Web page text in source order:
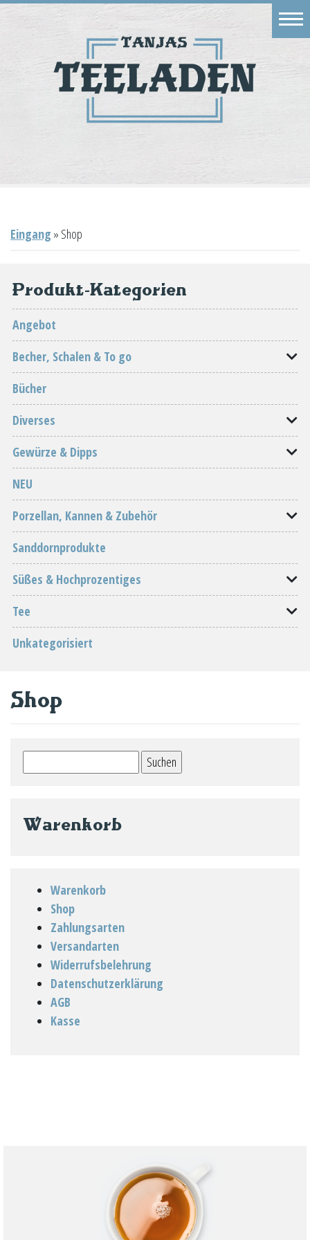
Eingang » Shop
Produkt-Kategorien
Angebot
Becher, Schalen & To go
Bücher
Diverses
Gewürze & Dipps
NEU
Porzellan, Kannen & Zubehör
Sanddornprodukte
Süßes & Hochprozentiges
Tee
Unkategorisiert
Shop
nach:
Warenkorb
Warenkorb
Shop
Zahlungsarten
Versandarten
Widerrufsbelehrung
Datenschutzerklärung
AGB
Kasse
Geschäft